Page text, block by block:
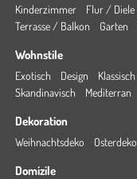
Kinderzimmer
Flur / Diele
Terrasse / Balkon
Garten
Wohnstile
Exotisch Design Klassisch
Skandinavisch
Mediterran
Dekoration
Weihnachtsdeko Osterdeko
Domizile